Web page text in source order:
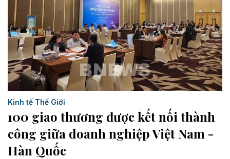
Kinh tế Thế Giới
100 giao thương được kết nối thành
công giữa doanh nghiệp Việt Nam -
Hàn Quốc